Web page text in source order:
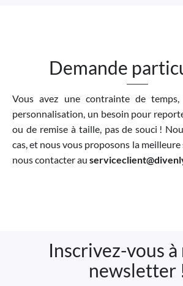
Demande
Vous avez une contrainte de
personnalisation, un besoin pour
ou de remise à taille, pas de souci !
cas, et nous vous proposons la
nous contacter au
Inscrivez-vous
newsletter